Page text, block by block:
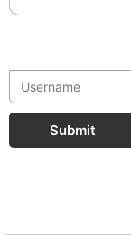
Submit